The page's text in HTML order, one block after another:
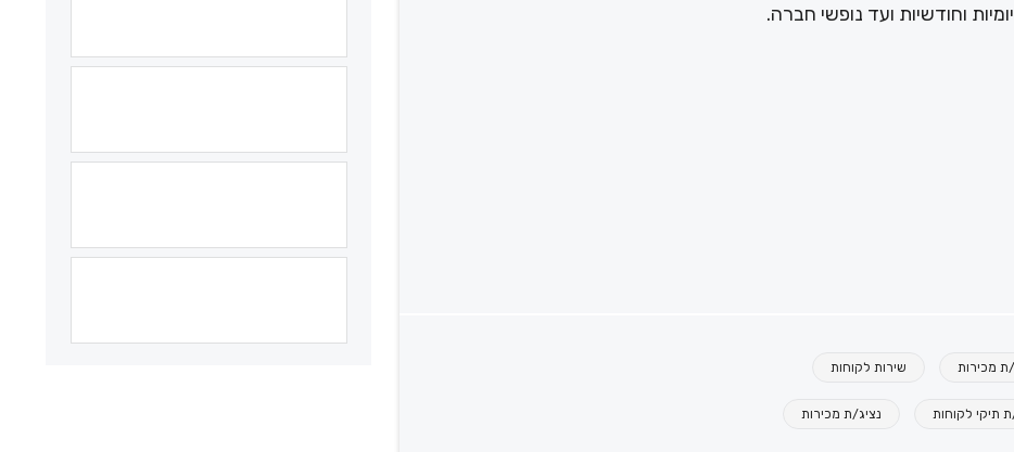
וחודשיות ועד נופשי חברה.
ת מכירות שירות לקוחות
תיקי לקוחות נציג/ת מכירות